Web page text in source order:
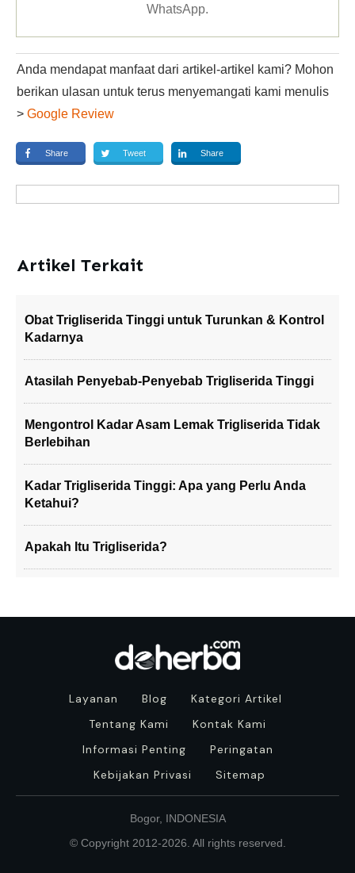
WhatsApp.
Anda mendapat manfaat dari artikel-artikel kami? Mohon
berikan ulasan untuk terus menyemangati kami menulis
> Google Review
Share Tweet Share
Artikel Terkait
Obat Trigliserida Tinggi untuk Turunkan & Kontrol
Kadarnya
Atasilah Penyebab-Penyebab Trigliserida Tinggi
Mengontrol Kadar Asam Lemak Trigliserida Tidak
Berlebihan
Kadar Trigliserida Tinggi: Apa yang Perlu Anda
Ketahui?
Apakah Itu Trigliserida?
Layanan Blog
Kategori Artikel
Tentang Kami
Kontak Kami
Informasi Penting
Peringatan
Kebijakan Privasi
Sitemap
Bogor, INDONESIA
© Copyright 2012-2026. All rights reserved.